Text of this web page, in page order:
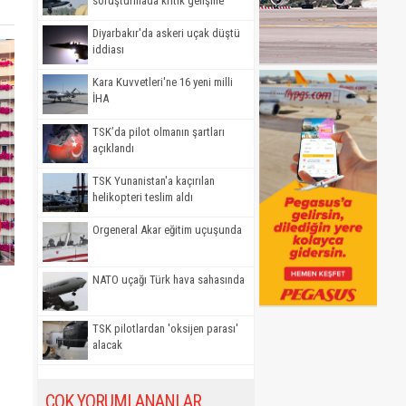
Diyarbakır'da askeri uçak düştü
iddiası
Kara Kuvvetleri'ne 16 yeni milli
İHA
TSK’da pilot olmanın şartları
açıklandı
TSK Yunanistan'a kaçırılan
helikopteri teslim aldı
Orgeneral Akar eğitim uçuşunda
NATO uçağı Türk hava sahasında
TSK pilotlardan 'oksijen parası'
alacak